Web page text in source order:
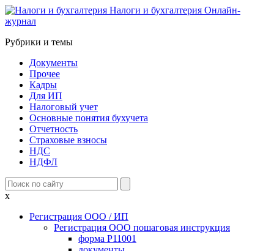
Налоги и бухгалтерия Онлайн-
журнал
Рубрики и темы
Документы
Прочее
Кадры
Для ИП
Налоговый учет
Основные понятия бухучета
Отчетность
Страховые взносы
НДС
НДФЛ
x
Регистрация ООО / ИП
Регистрация ООО пошаговая инструкция
форма Р11001